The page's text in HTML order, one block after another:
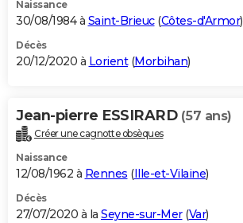
Naissance
30/08/1984 à Saint-Brieuc(Côtes-d'Armor)
Décès
20/12/2020 à Lorient(Morbihan)
Jean-pierre ESSIRARD (57 ans)
Créer une cagnotte obsèques
Naissance
12/08/1962 à Rennes (Ille-et-Vilaine)
Décès
27/07/2020 à la Seyne-sur-Mer(Var)